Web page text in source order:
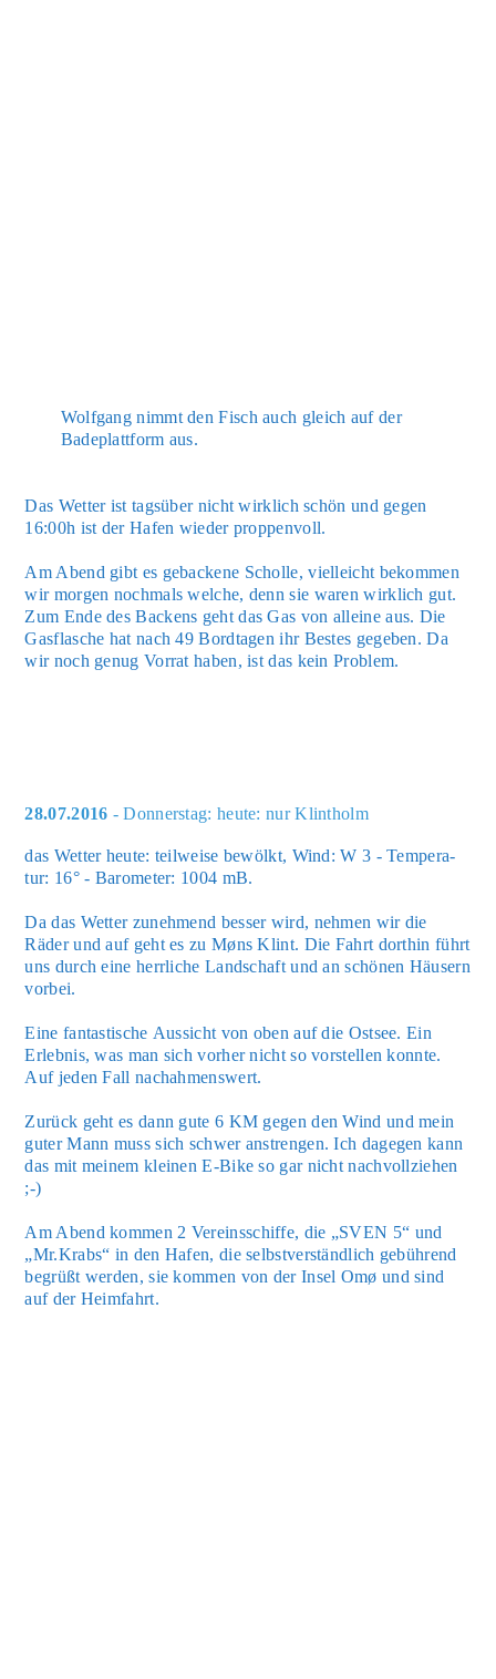
Wolf­gang nimmt den Fisch auch gleich auf der
Bade­platt­form aus.
Das Wet­ter ist tags­über nicht wirk­lich schön und gegen
16:00h ist der Hafen wie­der prop­pen­voll.
Am Abend gibt es geba­cke­ne Schol­le, viel­leicht bekom­men
wir mor­gen noch­mals wel­che, denn sie waren wirk­lich gut.
Zum Ende des Backens geht das Gas von allei­ne aus. Die
Gas­fla­sche hat nach 49 Bord­ta­gen ihr Bes­tes gege­ben. Da
wir noch genug Vor­rat haben, ist das kein Pro­blem.
28.07.2016 - Donnerstag: heute: nur Klintholm
das Wet­ter heu­te: teil­wei­se bewölkt, Wind: W 3 - Tem­pe­ra­
tur: 16° - Baro­me­ter: 1004 mB.
Da das Wet­ter zuneh­mend bes­ser wird, neh­men wir die
Räder und auf geht es zu Møns Klint. Die Fahrt dort­hin führt
uns durch eine herr­li­che Land­schaft und an schö­nen Häu­sern
vor­bei.
Eine fan­tas­ti­sche Aus­sicht von oben auf die Ost­see. Ein
Erleb­nis, was man sich vor­her nicht so vor­stel­len konn­te.
Auf jeden Fall nach­ah­mens­wert.
Zurück geht es dann gute 6 KM gegen den Wind und mein
guter Mann muss sich schwer anstren­gen. Ich dage­gen kann
das mit mei­nem klei­nen E-Bike so gar nicht nach­voll­zie­hen
;-)
Am Abend kom­men 2 Ver­eins­schif­fe, die „SVEN 5“ und
„Mr.Krabs“ in den Hafen, die selbst­ver­ständ­lich gebüh­rend
begrüßt wer­den, sie kom­men von der Insel Omø und sind
auf der Heim­fahrt.